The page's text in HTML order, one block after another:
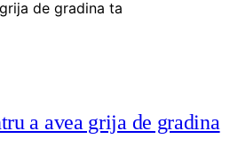
a avea grija de gradina